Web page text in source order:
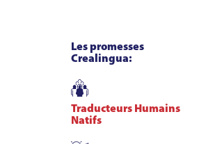
Les promesses
Crealingua:
Traducteurs Humains
Natifs